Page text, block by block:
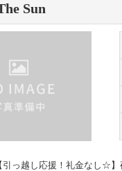
Sun
引っ越し応援！礼金なし☆